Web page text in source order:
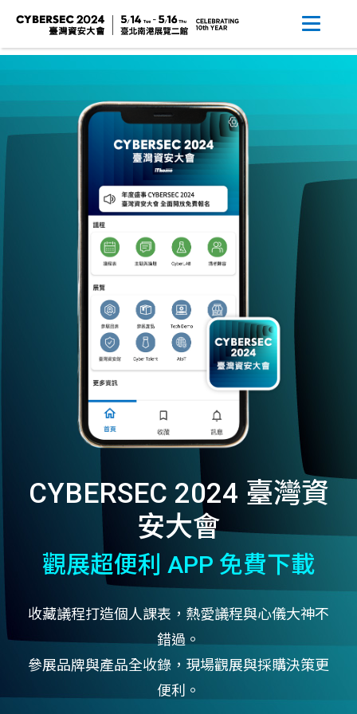
CYBERSEC 2024 臺灣資
安大會
觀展超便利 APP 免費下載
收藏議程打造個人課表，熱愛議程與心儀大神不
錯過。
參展品牌與產品全收錄，現場觀展與採購決策更
便利。